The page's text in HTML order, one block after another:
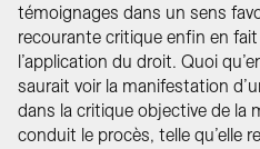
témoignages dans un sens
recourante critique enfin en
l’application du droit. Quoi
saurait voir la manifestation
dans la critique objective de la
conduit le procès, telle qu’elle